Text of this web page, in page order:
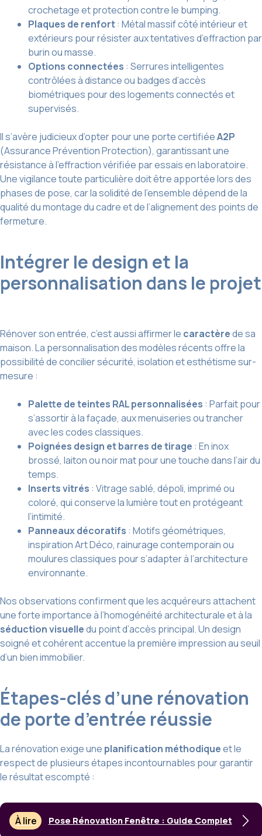
crochetage et protection contre le bumping.
Plaques de renfort: Métal massif côté intérieur et
extérieurs pour résister aux tentatives d’effraction par
burin ou masse.
Options connectées : Serrures intelligentes
contrôlées à distance ou badges d’accès
biométriques pour des logements connectés et
supervisés.
Il s’avère judicieux d’opter pour une porte certifiéeA2P
(Assurance Prévention Protection), garantissant une
résistance à l’effraction vérifiée par essais en laboratoire.
Une vigilance toute particulière doit être apportée lors des
phases de pose, car la solidité de l’ensemble dépend de la
qualité du montage du cadre et de l’alignement des points de
fermeture.
Intégrer le design et la
personnalisation dans le projet
Rénover son entrée, c’est aussi affirmer le caractèrede sa
maison. La personnalisation des modèles récents offre la
possibilité de concilier sécurité, isolation et esthétisme sur-
mesure :
Palette de teintes RAL personnalisées : Parfait pour
s’assortir à la façade, aux menuiseries ou trancher
avec les codes classiques.
Poignées design et barres de tirage : En inox
brossé, laiton ou noir mat pour une touche dans l’air du
temps.
Inserts vitrés : Vitrage sablé, dépoli, imprimé ou
coloré, qui conserve la lumière tout en protégeant
l’intimité.
Panneaux décoratifs : Motifs géométriques,
inspiration Art Déco, rainurage contemporain ou
moulures classiques pour s’adapter à l’architecture
environnante.
Nos observations confirment que les acquéreurs attachent
une forte importance à l’homogénéité architecturale et à la
séduction visuelledu point d’accès principal. Un design
soigné et cohérent accentue la première impression au seuil
d’un bien immobilier.
Étapes-clés d’une rénovation
de porte d’entrée réussie
La rénovation exige une planification méthodiqueet le
respect de plusieurs étapes incontournables pour garantir
le résultat escompté :
À lire Pose Rénovation Fenêtre : Guide Complet